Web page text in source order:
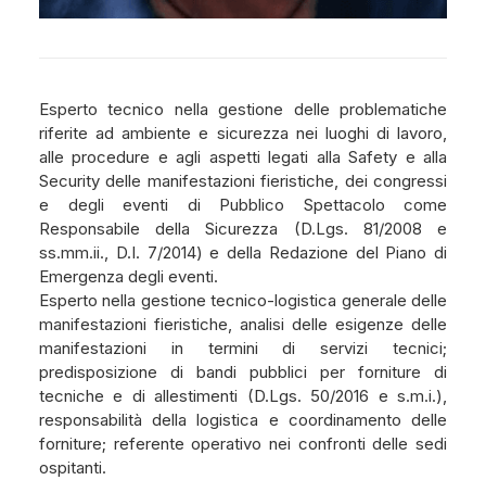
Esperto tecnico nella gestione delle problematiche
riferite ad ambiente e sicurezza nei luoghi di lavoro,
alle procedure e agli aspetti legati alla Safety e alla
Security delle manifestazioni fieristiche, dei congressi
e degli eventi di Pubblico Spettacolo come
Responsabile della Sicurezza (D.Lgs. 81/2008 e
ss.mm.ii., D.I. 7/2014) e della Redazione del Piano di
Emergenza degli eventi.
Esperto nella gestione tecnico-logistica generale delle
manifestazioni fieristiche, analisi delle esigenze delle
manifestazioni in termini di servizi tecnici;
predisposizione di bandi pubblici per forniture di
tecniche e di allestimenti (D.Lgs. 50/2016 e s.m.i.),
responsabilità della logistica e coordinamento delle
forniture; referente operativo nei confronti delle sedi
ospitanti.